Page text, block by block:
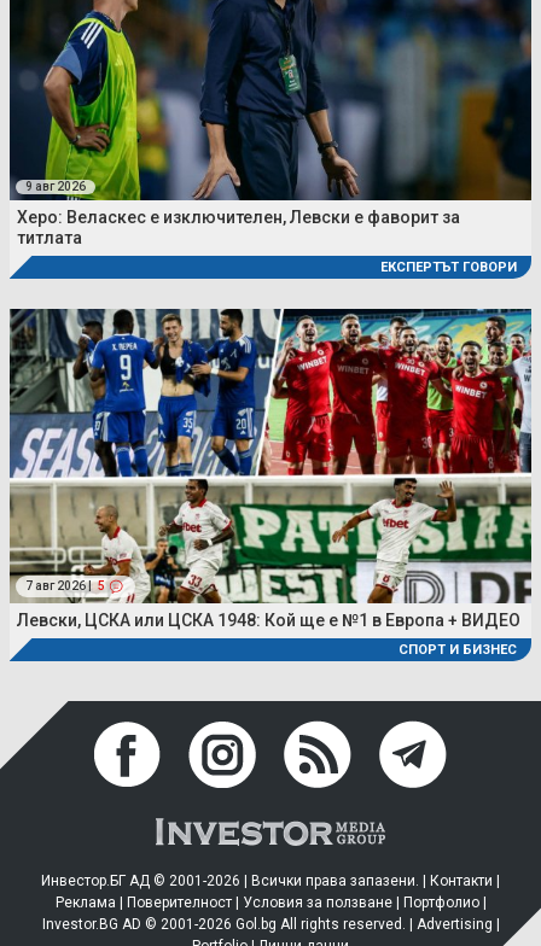
9 авг 2026
Херо: Веласкес е изключителен, Левски е фаворит за
титлата
ЕКСПЕРТЪТ ГОВОРИ
7 авг 2026 | 5
Левски, ЦСКА или ЦСКА 1948: Кой ще е №1 в Европа + ВИДЕО
СПОРТ И БИЗНЕС
Инвестор.БГ АД © 2001-2026 | Всички права запазени. | Контакти
Реклама
Поверителност| Условия за ползване| Портфолио|
Investor.BG AD © 2001-2026 Gol.bg All rights reserved. | Advertising